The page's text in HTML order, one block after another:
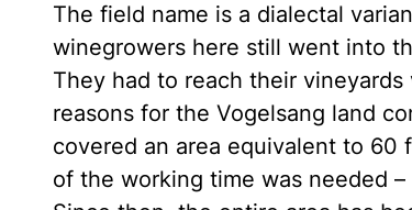
The field name is a dialectal
winegrowers here still went into
They had to reach their
reasons for the Vogelsang land
covered an area equivalent to
of the working time was needed